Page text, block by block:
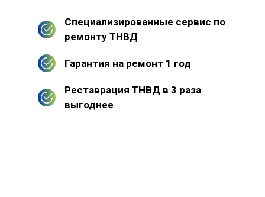
Специализированные сервис по
ремонту ТНВД
Гарантия на ремонт 1 год
Реставрация ТНВД в 3 раза
выгоднее